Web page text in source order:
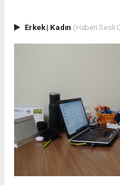
Erkek| Kadın (Haberi Sesli